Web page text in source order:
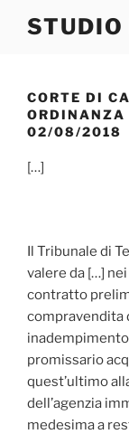
STUDIO
CORTE DI
02/08/2018
[…]
Il Tribunale di
valere da […]
contratto
compravendita
promissario
quest’ultimo
dell’agenzia
medesima a